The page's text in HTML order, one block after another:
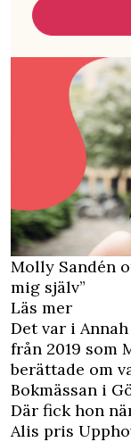
Molly Sandén
mig själv”
Läs mer
Det var i
från 2019 som
berättade om
Bokmässan i
Där fick hon
Alis pris